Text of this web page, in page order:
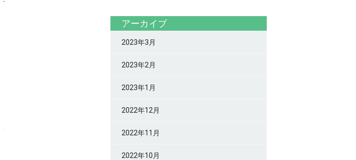
アーカイブ
2023年3月
2023年2月
2023年1月
2022年12月
2022年11月
2022年10月